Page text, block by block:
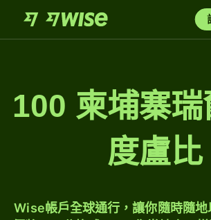
100 柬埔寨
度盧比
Wise帳戶全球通行，讓你隨時隨地